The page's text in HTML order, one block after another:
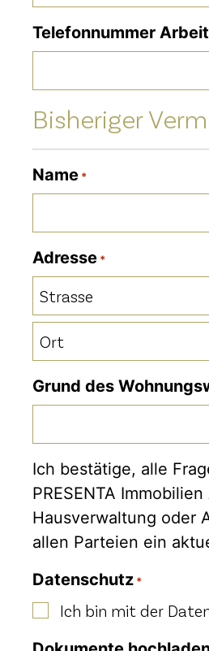
Telefonnummer
Bisheriger
Name *
Adresse *
Ort
Grund des
Ich bestätige, alle
PRESENTA
Hausverwaltung oder
allen Parteien ein
Datenschutz *
Ich bin mit der